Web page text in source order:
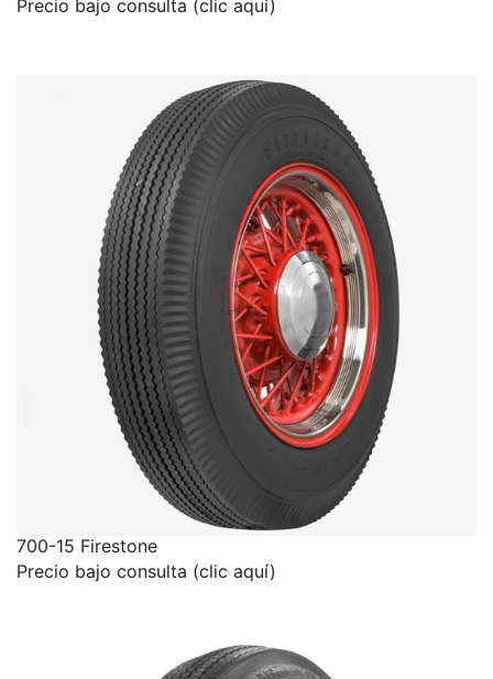
Precio bajo consulta (clic aquí)
700-15 Firestone
Precio bajo consulta (clic aquí)